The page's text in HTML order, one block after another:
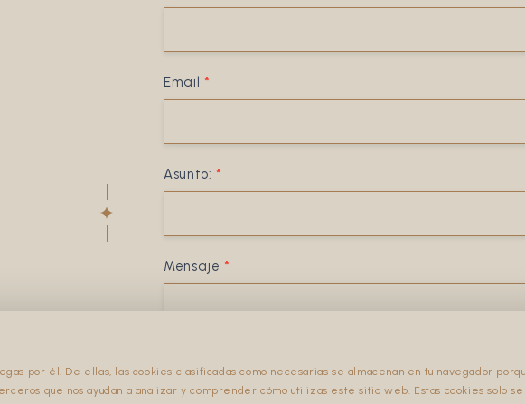
Email *
Asunto: *
Mensaje *
por él. De ellas, las cookies clasificadas como necesarias se almacenan en tu navegador
que nos ayudan a analizar y comprender cómo utilizas este sitio web. Estas cookies solo